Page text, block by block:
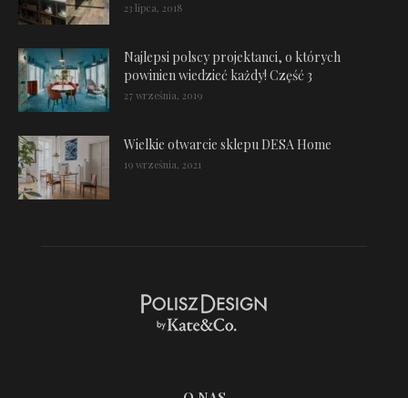
23 lipca, 2018
Najlepsi polscy projektanci, o których
powinien wiedzieć każdy! Część 3
27 września, 2019
Wielkie otwarcie sklepu DESA Home
19 września, 2021